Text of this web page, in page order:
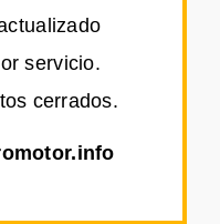
servicio.
cerrados.